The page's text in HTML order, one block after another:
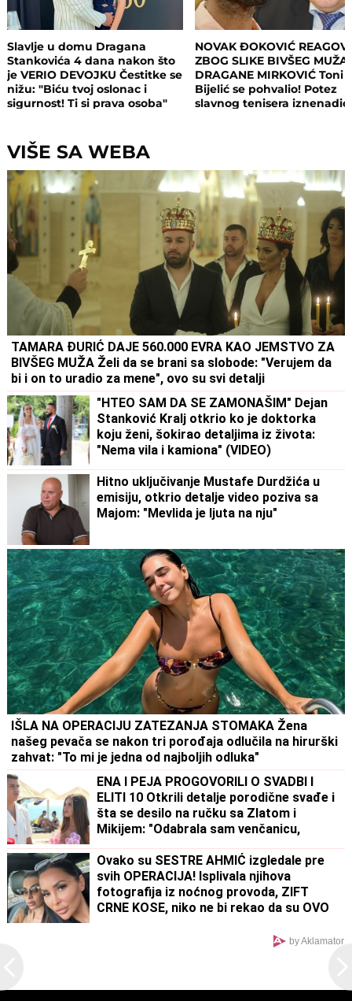
Slavlje u domu Dragana
Stankovića 4 dana nakon što
je VERIO DEVOJKU Čestitke se
nižu: "Biću tvoj oslonac i
sigurnost! Ti si prava osoba"
NOVAK ĐOKOVIĆ
ZBOG SLIKE BIVŠEG MUŽA
DRAGANE MIRKOVIĆ Toni
Bijelić se pohvalio! Potez
slavnog tenisera iznenadio
VIŠE SA WEBA
TAMARA ĐURIĆ DAJE 560.000 EVRA KAO JEMSTVO ZA
BIVŠEG MUŽA Želi da se brani sa slobode: "Verujem da
bi i on to uradio za mene", ovo su svi detalji
"HTEO SAM DA SE ZAMONAŠIM" Dejan
Stanković Kralj otkrio ko je doktorka
koju ženi, šokirao detaljima iz života:
"Nema vila i kamiona" (VIDEO)
Hitno uključivanje Mustafe Durdžića u
emisiju, otkrio detalje video poziva sa
Majom: "Mevlida je ljuta na nju"
IŠLA NA OPERACIJU ZATEZANJA STOMAKA Žena
našeg pevača se nakon tri porođaja odlučila na hirurški
zahvat: "To mi je jedna od najboljih odluka"
ENA I PEJA PROGOVORILI O SVADBI I
ELITI 10 Otkrili detalje porodične svađe i
šta se desilo na ručku sa Zlatom i
Mikijem: "Odabrala sam venčanicu,
Ovako su SESTRE AHMIĆ izgledale pre
svih OPERACIJA! Isplivala njihova
fotografija iz noćnog provoda, ZIFT
CRNE KOSE, niko ne bi rekao da su OVO
by Aklamator